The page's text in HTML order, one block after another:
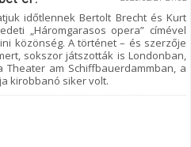
időtlennek Bertolt Brecht és Kurt
„Háromgarasos opera” címével
közönség. A történet – és szerzője
sokszor játszották is Londonban,
am Schiffbauerdammban, a
kirobbanó siker volt.